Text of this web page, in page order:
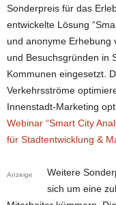
Sonderpreis für das
entwickelte Lösung
und anonyme Erhebung
und Besuchsgründen in
Kommunen eingesetzt.
Verkehrsströme
Innenstadt-Marketing
Webinar “Smart City
für Stadtentwicklung &
Anzeige
Weitere
sich um eine